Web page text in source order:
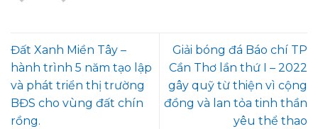
Đất Xanh Miền Tây –
hành trình 5 năm tạo lập
và phát triển thị trường
BĐS cho vùng đất chín
rồng.
Giải bóng đá Báo chí TP
Cần Thơ lần thứ I – 2022
gây quỹ từ thiện vì cộng
đồng và lan tỏa tinh thần
yêu thể thao